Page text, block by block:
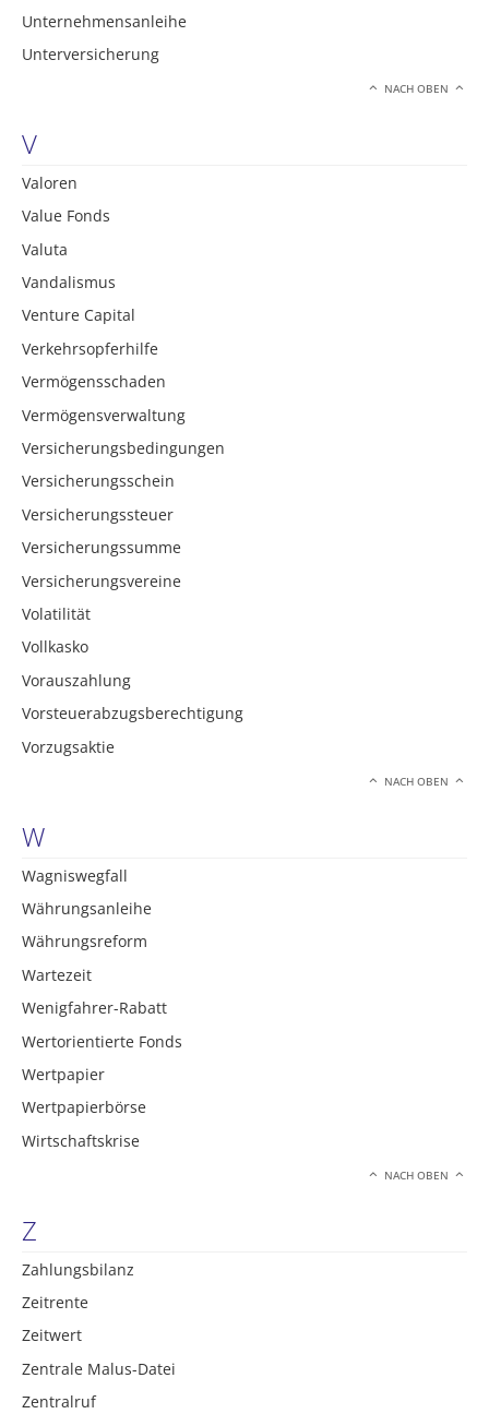
Unternehmensanleihe
Unterversicherung
NACH OBEN
V
Valoren
Value Fonds
Valuta
Vandalismus
Venture Capital
Verkehrsopferhilfe
Vermögensschaden
Vermögensverwaltung
Versicherungsbedingungen
Versicherungsschein
Versicherungssteuer
Versicherungssumme
Versicherungsvereine
Volatilität
Vollkasko
Vorauszahlung
Vorsteuerabzugsberechtigung
Vorzugsaktie
NACH OBEN
W
Wagniswegfall
Währungsanleihe
Währungsreform
Wartezeit
Wenigfahrer-Rabatt
Wertorientierte Fonds
Wertpapier
Wertpapierbörse
Wirtschaftskrise
NACH OBEN
Z
Zahlungsbilanz
Zeitrente
Zeitwert
Zentrale Malus-Datei
Zentralruf